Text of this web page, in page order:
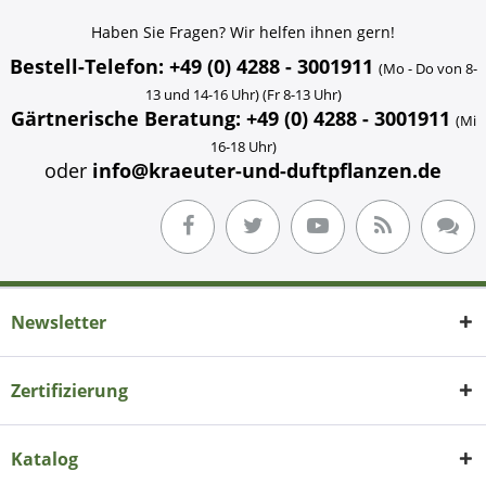
Haben Sie Fragen? Wir helfen ihnen gern!
Bestell-Telefon: +49 (0) 4288 - 3001911 (Mo - Do von 8-
13 und 14-16 Uhr) (Fr 8-13 Uhr)
Gärtnerische Beratung: +49 (0) 4288 - 3001911 (Mi
16-18 Uhr)
oder info@kraeuter-und-duftpflanzen.de
Newsletter
Zertifizierung
Katalog